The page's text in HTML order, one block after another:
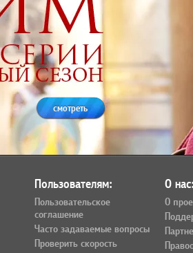
смотреть
Пользователям:
Пользовательское
соглашение
Часто задаваемые вопросы
Проверить скорость
О
О